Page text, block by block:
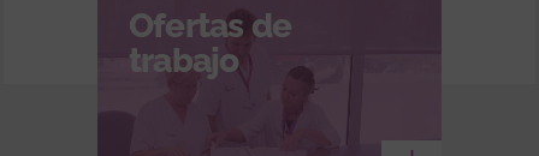
Ofertas de
trabajo